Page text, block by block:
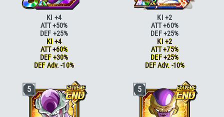
Génie
ATT +10%
GénieATT +15%
Vitesse époustouflanteKI +2
Vitesse époustouflanteKI +2 DEF +5%
ATT +25% DEF +25% <=80% HP
KI +4
ATT +50%
DEF +25%
KI +4
ATT +60%
DEF +30%
DEF Adv. -10%
Génie
ATT +10%
GénieATT +15%
ATT +25% DEF +25% <=80% HP
ATT +25% DEF +25%
CauchemarATT +10%
KI +2
ATT +60%
DEF +25%
KI +2
ATT +75%
DEF +25%
DEF Adv. -10%
5 5